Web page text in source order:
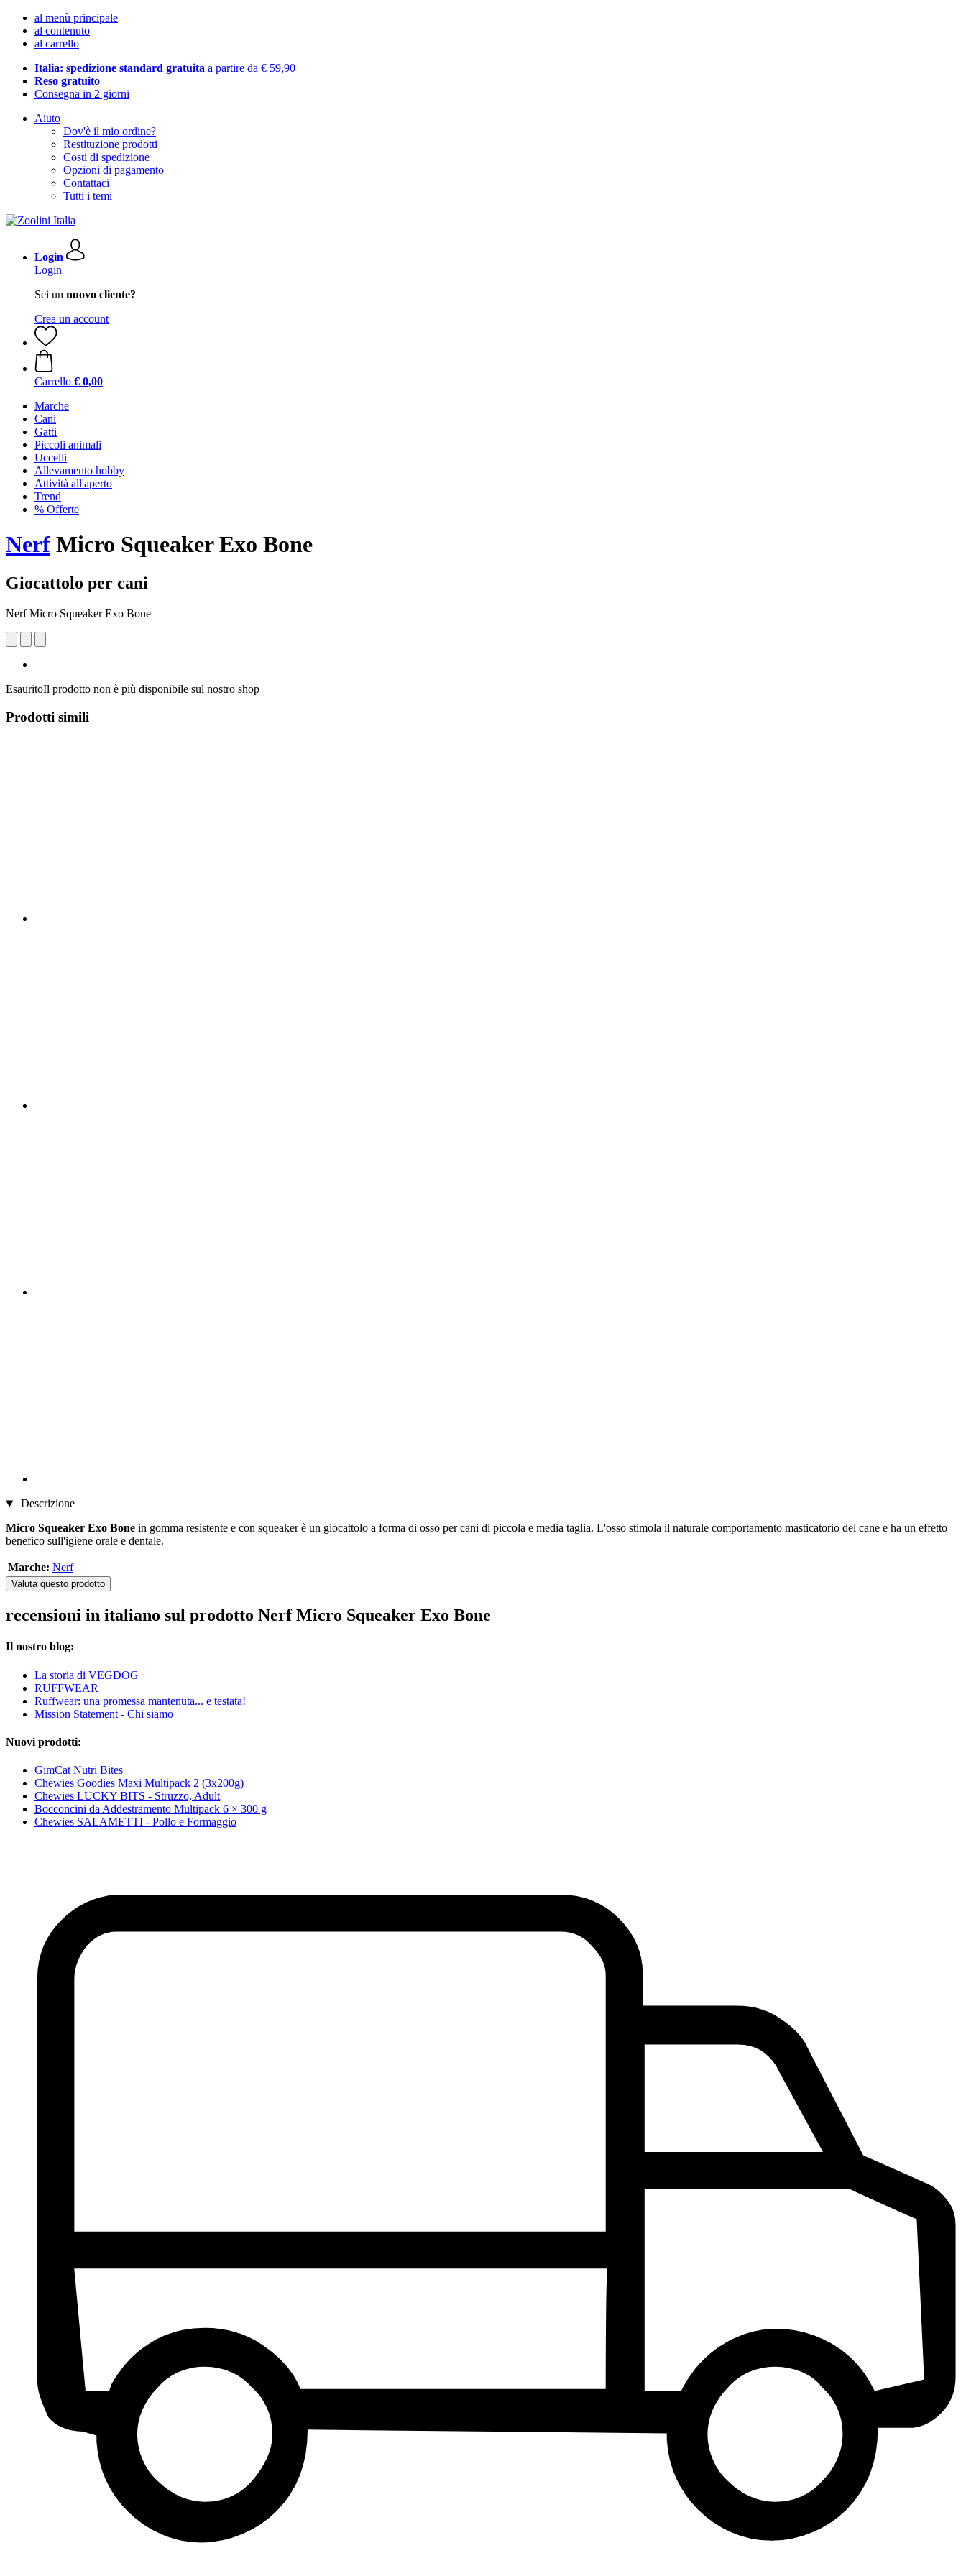
al menù principale
al contenuto
al carrello
Italia: spedizione standard gratuita a partire da € 59,90
Reso gratuito
Consegna in 2 giorni
Aiuto
Dov'è il mio ordine?
Restituzione prodotti
Costi di spedizione
Opzioni di pagamento
Contattaci
Tutti i temi
Login
Login
Sei un nuovo cliente?
Crea un account
Carrello € 0,00
Marche
Cani
Gatti
Piccoli animali
Uccelli
Allevamento hobby
Attività all'aperto
Trend
% Offerte
Nerf Micro Squeaker Exo Bone
Giocattolo per cani
Nerf Micro Squeaker Exo Bone
EsauritoIl prodotto non è più disponibile sul nostro shop
Prodotti simili
Descrizione
Micro Squeaker Exo Bone in gomma resistente e con squeaker è un giocattolo a forma di osso per cani di piccola e media taglia. L'osso stimola il naturale comportamento masticatorio del cane e ha un effetto
benefico sull'igiene orale e dentale.
Marche: Nerf
Valuta questo prodotto
recensioni in italiano sul prodotto Nerf Micro Squeaker Exo Bone
Il nostro blog:
La storia di VEGDOG
RUFFWEAR
Ruffwear: una promessa mantenuta... e testata!
Mission Statement - Chi siamo
Nuovi prodotti:
GimCat Nutri Bites
Chewies Goodies Maxi Multipack 2 (3x200g)
Chewies LUCKY BITS - Struzzo, Adult
Bocconcini da Addestramento Multipack 6 × 300 g
Chewies SALAMETTI - Pollo e Formaggio